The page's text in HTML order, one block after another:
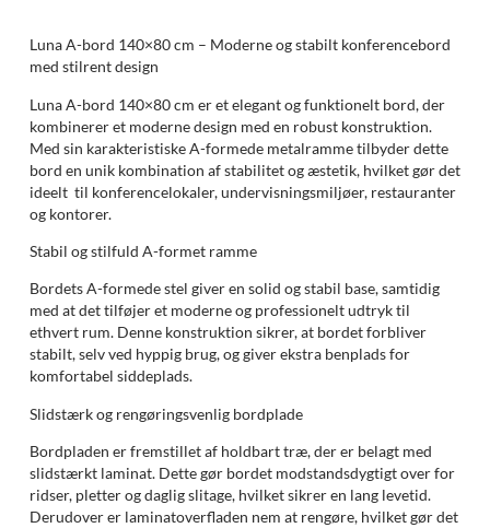
Luna A-bord 140×80 cm – Moderne og stabilt konferencebord
med stilrent design
Luna A-bord 140×80 cm er et elegant og funktionelt bord, der
kombinerer et moderne design med en robust konstruktion.
Med sin karakteristiske A-formede metalramme tilbyder dette
bord en unik kombination af stabilitet og æstetik, hvilket gør det
ideelt til konferencelokaler, undervisningsmiljøer, restauranter
og kontorer.
Stabil og stilfuld A-formet ramme
Bordets A-formede stel giver en solid og stabil base, samtidig
med at det tilføjer et moderne og professionelt udtryk til
ethvert rum. Denne konstruktion sikrer, at bordet forbliver
stabilt, selv ved hyppig brug, og giver ekstra benplads for
komfortabel siddeplads.
Slidstærk og rengøringsvenlig bordplade
Bordpladen er fremstillet af holdbart træ, der er belagt med
slidstærkt laminat. Dette gør bordet modstandsdygtigt over for
ridser, pletter og daglig slitage, hvilket sikrer en lang levetid.
Derudover er laminatoverfladen nem at rengøre, hvilket gør det